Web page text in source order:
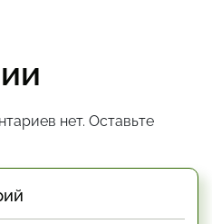
нет. Оставьте